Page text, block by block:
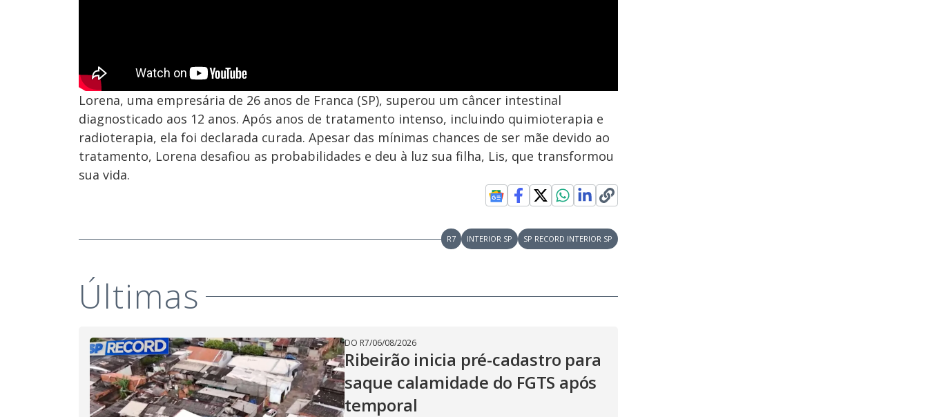
Lorena, uma empresária de 26 anos de Franca (SP), superou um câncer intestinal
diagnosticado aos 12 anos. Após anos de tratamento intenso, incluindo quimioterapia e
radioterapia, ela foi declarada curada. Apesar das mínimas chances de ser mãe devido ao
tratamento, Lorena desafiou as probabilidades e deu à luz sua filha, Lis, que transformou
sua vida.
R7 INTERIOR SP SP RECORD INTERIOR SP
Últimas
DO R7/06/08/2026
Ribeirão inicia pré-cadastro para
saque calamidade do FGTS após
temporal